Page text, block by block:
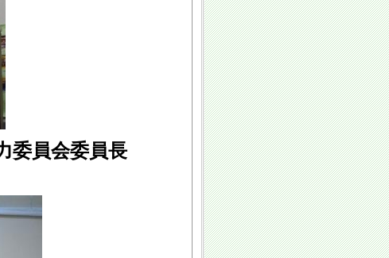
委員会委員長